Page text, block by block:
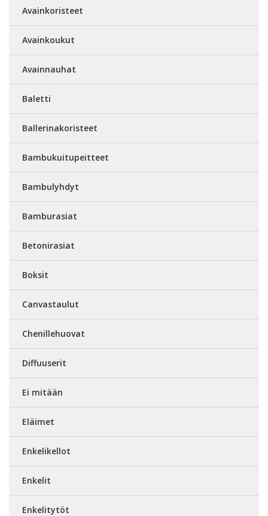
Avainkoristeet
Avainkoukut
Avainnauhat
Baletti
Ballerinakoristeet
Bambukuitupeitteet
Bambulyhdyt
Bamburasiat
Betonirasiat
Boksit
Canvastaulut
Chenillehuovat
Diffuuserit
Ei mitään
Eläimet
Enkelikellot
Enkelit
Enkelitytöt